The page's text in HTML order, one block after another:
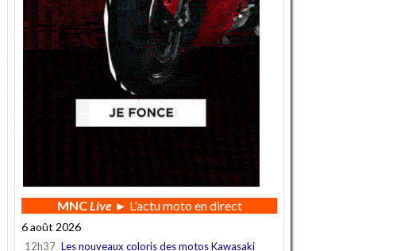
MNCLive► L'actu moto en direct
6 août 2026
12h37 Les nouveaux coloris des motos Kawasaki